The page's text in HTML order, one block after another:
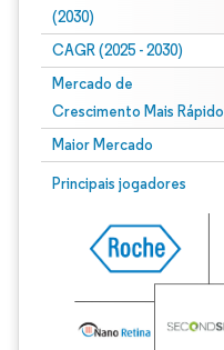
(2030)
CAGR (2025 - 2030)
Mercado de
Crescimento Mais Rápido
Maior Mercado
Principais jogadores